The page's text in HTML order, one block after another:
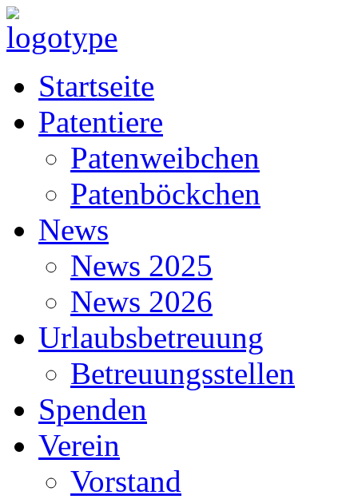
Startseite
Patentiere
Patenweibchen
Patenböckchen
News
News 2025
News 2026
Urlaubsbetreuung
Betreuungsstellen
Spenden
Verein
Vorstand